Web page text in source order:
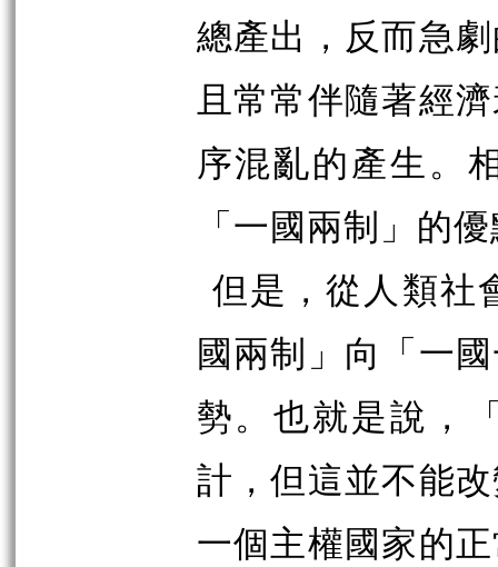
總產出，反而急
且常常伴隨著經
序混亂的產生。
「一國兩制」的
但是，從人類社
國兩制」向「一
勢。也就是說，
計，但這並不能
一個主權國家的